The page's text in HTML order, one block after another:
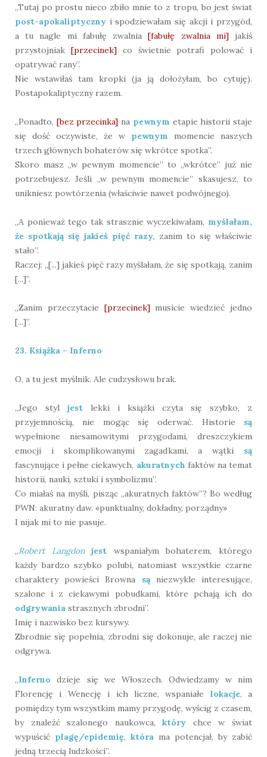
„Tutaj po prostu nieco zbiło mnie to z tropu, bo jest świat
post-apokaliptyczny i spodziewałam się akcji i przygód,
a tu nagle mi fabułę zwalnia[fabułę zwalnia mi]jakiś
przystojniak [przecinek]co świetnie potrafi polować i
opatrywać rany”.
Nie wstawiłaś tam kropki (ja ją dołożyłam, bo cytuję).
Postapokaliptyczny razem.
„Ponadto, [bez przecinka] na pewnym etapie historii staje
się dość oczywiste, że w pewnym momencie naszych
trzech głównych bohaterów się wkrótce spotka”.
Skoro masz „w pewnym momencie” to „wkrótce” już nie
potrzebujesz. Jeśli „w pewnym momencie” skasujesz, to
unikniesz powtórzenia (właściwie nawet podwójnego).
„A ponieważ tego tak strasznie wyczekiwałam, myślałam,
że spotkają się jakieś pięć razy, zanim to się właściwie
stało”.
Raczej: „[...] jakieś pięć razy myślałam, że się spotkają, zanim
[...]”.
„Zanim przeczytacie [przecinek] musicie wiedzieć jedno
[...]”.
23. Książka – Inferno
O, a tu jest myślnik. Ale cudzysłowu brak.
„Jego styl jest lekki i książki czyta się szybko, z
przyjemnością, nie mogąc się oderwać. Historie są
wypełnione niesamowitymi przygodami, dreszczykiem
emocji i skomplikowanymi zagadkami, a wątki są
fascynujące i pełne ciekawych, akuratnych faktów na temat
historii, nauki, sztuki i symbolizmu”.
Co miałaś na myśli, pisząc „akuratnych faktów”? Bo według
PWN: akuratny daw. «punktualny, dokładny, porządny»
I nijak mi to nie pasuje.
„Robert Langdon jest wspaniałym bohaterem, którego
każdy bardzo szybko polubi, natomiast wszystkie czarne
charaktery powieści Browna sąniezwykle interesujące,
szalone i z ciekawymi pobudkami, które pchają ich do
odgrywania strasznych zbrodni”.
Imię i nazwisko bez kursywy.
Zbrodnie się popełnia, zbrodni się dokonuje, ale raczej nie
odgrywa.
„Inferno dzieje się we Włoszech. Odwiedzamy w nim
Florencję i Wenecję i ich liczne, wspaniałe lokacje, a
pomiędzy tym wszystkim mamy przygodę, wyścig z czasem,
by znaleźć szalonego naukowca,który chce w świat
wypuścić plagę/epidemię, która ma potencjał, by zabić
jedną trzecią ludzkości”.